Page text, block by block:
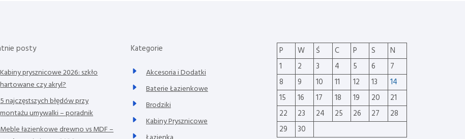
posty
Kabiny prysznicowe 2026: szkło
hartowane czy akryl?
5 najczęstszych błędów przy
montażu umywalki – poradnik
Meble łazienkowe drewno vs MDF –
Kategorie
Akcesoria i Dodatki
Baterie Łazienkowe
Brodziki
Kabiny Prysznicowe
P W Ś C P S
N
1
2 3 4 5 6
7
8
9 10 11 12 13
14
15
16 17 18 19 20
21
22
23 24 25 26 27
28
29
30